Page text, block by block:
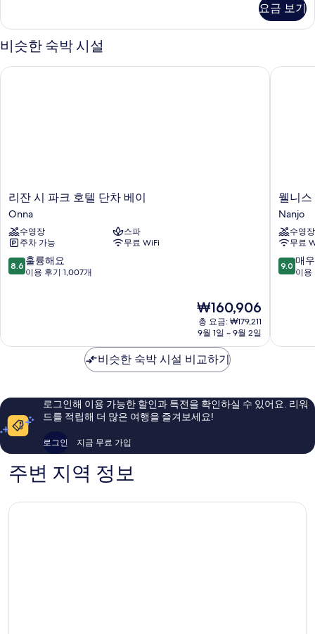
모
두
보
기
항
전
자
요금 보기
비슷한 숙박 시설
리
잔
시
파
크
호
텔
리잔 시 파크 호텔 단차 베이
Onna
수영장
스파
주차 가능
무료 WiFi
10
점
훌
이
후
기
8.6 훌륭해요
이용 후기 1,007개
현
재
요
₩160,906
₩160,906
총 요금: ₩179,211
9월 1일 ~ 9월 2일
리잔 시 파크 호텔 단차 베이
웰
니
스
리
조
트
오
인
난
조
웰니
Nanjo
수영장
무료
10
점
매
해
요,
9.0 매
이용
웰니스
비슷한 숙박 시설 비교하기
로그인해 이용 가능한 할인과 특전을 확인하실 수 있어요. 리워
드를 적립해 더 많은 여행을 즐겨보세요!
로그인 지금 무료 가입
주변 지역 정보